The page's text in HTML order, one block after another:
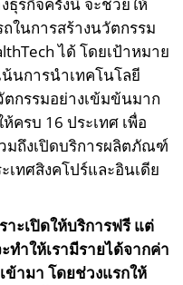
ธุรกิจครั้งนี้ จะช่วยให้
ในการสร้างนวัตกรรม
ได้ โดยเป้าหมาย
นการนำเทคโนโลยี
กรรมอย่างเข้มข้นมาก
ครบ 16 ประเทศ เพื่อ
มถึงเปิดบริการผลิตภัณฑ์
เทศสิงคโปร์และอินเดีย
าะเปิดให้บริการฟรี แต่
ทำให้เรามีรายได้จากค่า
ข้ามา โดยช่วงแรกให้